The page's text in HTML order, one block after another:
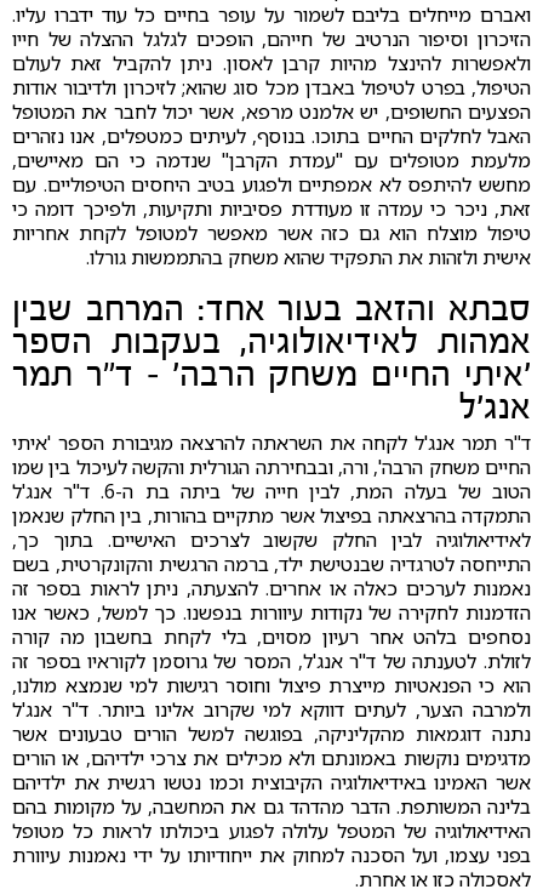
ואברם מייחלים בליבם לשמור על עופר בחיים כל עוד ידברו עליו.
הזיכרון וסיפור הנרטיב של חייהם, הופכים לגלגל ההצלה של חייו
ולאפשרות להינצל מהיות קרבן לאסון. ניתן להקביל זאת לעולם
הטיפול, בפרט לטיפול באבדן מכל סוג שהוא; לזיכרון ולדיבור אודות
הפצעים החשופים, יש אלמנט מרפא, אשר יכול לחבר את המטופל
האבל לחלקים החיים בתוכו. בנוסף, לעיתים כמטפלים, אנו נזהרים
מלעמת מטופלים עם "עמדת הקרבן" שנדמה כי הם מאיישים,
מחשש להיתפס לא אמפתיים ולפגוע בטיב היחסים הטיפוליים. עם
זאת, ניכר כי עמדה זו מעודדת פסיביות ותקיעות, ולפיכך דומה כי
טיפול מוצלח הוא גם כזה אשר מאפשר למטופל לקחת אחריות
אישית ולזהות את התפקיד שהוא משחק בהתממשות גורלו.
סבתא והזאב בעור אחד: המרחב שבין
אמהות לאידיאולוגיה, בעקבות הספר
'איתי החיים משחק הרבה' – ד"ר תמר
אנג'ל
ד"ר תמר אנג'ל לקחה את השראתה להרצאה מגיבורת הספר 'איתי
החיים משחק הרבה', ורה, ובבחירתה הגורלית והקשה לעיכול בין שמו
הטוב של בעלה המת, לבין חייה של ביתה בת ה-6. ד"ר אנג'ל
התמקדה בהרצאתה בפיצול אשר מתקיים בהורות, בין החלק שנאמן
לאידיאולוגיה לבין החלק שקשוב לצרכים האישיים. בתוך כך,
התייחסה לטרגדיה שבנטישת ילד, ברמה הרגשית והקונקרטית, בשם
נאמנות לערכים כאלה או אחרים. להצעתה, ניתן לראות בספר זה
הזדמנות לחקירה של נקודות עיוורות בנפשנו. כך למשל, כאשר אנו
נסחפים בלהט אחר רעיון מסוים, בלי לקחת בחשבון מה קורה
לזולת. לטענתה של ד"ר אנג'ל, המסר של גרוסמן לקוראיו בספר זה
הוא כי הפנאטיות מייצרת פיצול וחוסר רגישות למי שנמצא מולנו,
ולמרבה הצער, לעתים דווקא למי שקרוב אלינו ביותר. ד"ר אנג'ל
נתנה דוגמאות מהקליניקה, בפוגשה למשל הורים טבעונים אשר
מדגימים נוקשות באמונתם ולא מכילים את צרכי ילדיהם, או הורים
אשר האמינו באידיאולוגיה הקיבוצית וכמו נטשו רגשית את ילדיהם
בלינה המשותפת. הדבר מהדהד גם את המחשבה, על מקומות בהם
האידיאולוגיה של המטפל עלולה לפגוע ביכולתו לראות כל מטופל
בפני עצמו, ועל הסכנה למחוק את ייחודיותו על ידי נאמנות עיוורת
לאסכולה כזו או אחרת.